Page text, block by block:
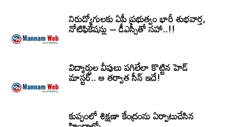
నిరుద్యోగులకు ఏపీ ప్రభుత్వం భారీ శుభవార్త,
నోటిఫికేషన్లు – డీఎస్సీతో సహా..!!
విద్యార్ధుల వీపులు పగిలేలా కొట్టిన హెడ్
మాస్టర్.. ఆ తర్వాత సీన్‌ ఇదే!
కుప్పంలో శిక్షణా కేంద్రంను ఏర్పాటుచేసిన